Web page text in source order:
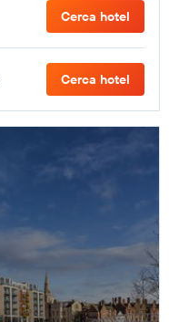
Cerca hotel
Cerca hotel